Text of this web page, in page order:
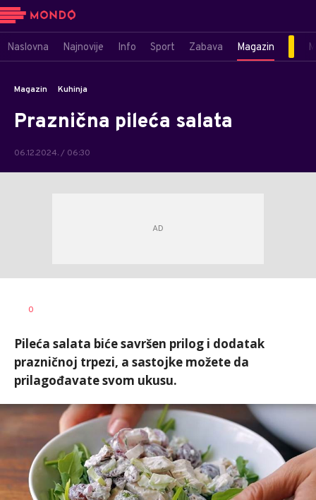
Naslovna Najnovije Info Sport Zabava Magazin
Magazin Kuhinja
Praznična pileća salata
06.12.2024. / 06:30
0
Pileća salata biće savršen prilog i dodatak
prazničnoj trpezi, a sastojke možete da
prilagođavate svom ukusu.